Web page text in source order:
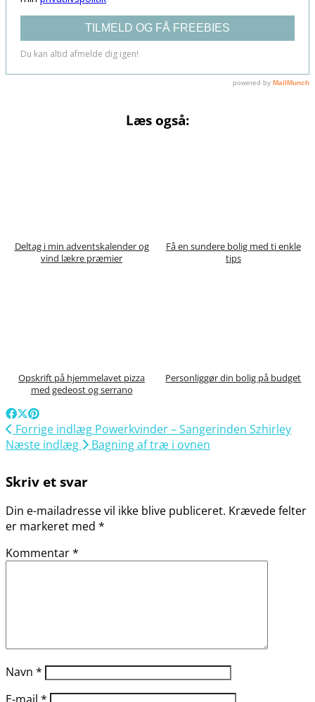
Læs også:
Deltag i min adventskalender og
vind lækre præmier
Få en sundere bolig med ti enkle
tips
Opskrift på hjemmelavet pizza
med gedeost og serrano
Personliggør din bolig på budget
Forrige indlæg Powerkvinder – Sangerinden Szhirley
Næste indlæg
Bagning af træ i ovnen
Skriv et svar
Din e-mailadresse vil ikke blive publiceret. Krævede felter
er markeret med *
Kommentar*
Navn *